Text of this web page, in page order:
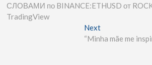
СЛОВАМИ по BINANCE:ETHUSD от
TradingView
Next
“Minha mãe me